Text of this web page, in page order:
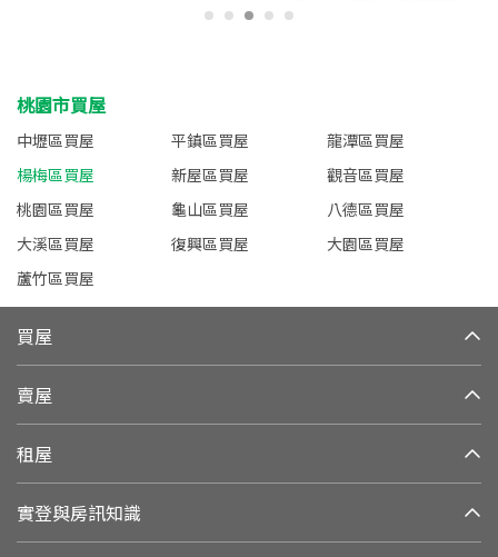
桃園市買屋
中壢區買屋 平鎮區買屋
龍潭區買屋
楊梅區買屋
新屋區買屋
觀音區買屋
桃園區買屋
龜山區買屋
八德區買屋
大溪區買屋
復興區買屋
大園區買屋
蘆竹區買屋
買屋
賣屋
租屋
實登與房訊知識